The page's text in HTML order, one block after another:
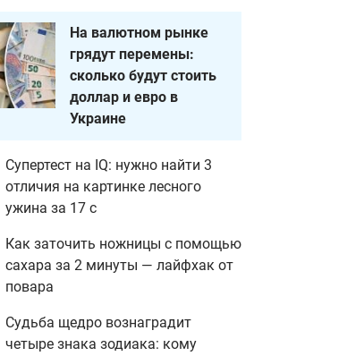
На валютном рынке
грядут перемены:
сколько будут стоить
доллар и евро в
Украине
Супертест на IQ: нужно найти 3
отличия на картинке лесного
ужина за 17 с
Как заточить ножницы с помощью
сахара за 2 минуты — лайфхак от
повара
Судьба щедро вознаградит
четыре знака зодиака: кому